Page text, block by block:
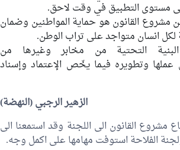
مستوى التطبيق في وقت لاحق.
مشروع القانون هو حماية المواطنين وضمان
لكل انسان متواجد على تراب الوطن.
التحتية من مخابر وغيرها من
عملها وتطويره فيما يخّص الإعتماد وإسناد
الزهير الرجبي(النهضة)
مشروع القانون الى اللجنة وقد استمعنا الى
الفلاحة استوفت مهامها على اكمل وجه.